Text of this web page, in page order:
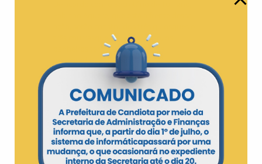
três churrasqueiras. Além disso, os
banheiros terão suas estruturas
melhoradas, as passarelas serão
reformadas e ainda serão trocados cinco
postes de iluminação interna.
“Queremos dar a infraestrutura necessária
para que nossos candiotenses possam
usufruir da melhor forma do nosso
balneário”, destacou o Secretário que
acrescentou ainda que a ideia é realizar
atividades de entretenimento no local, de